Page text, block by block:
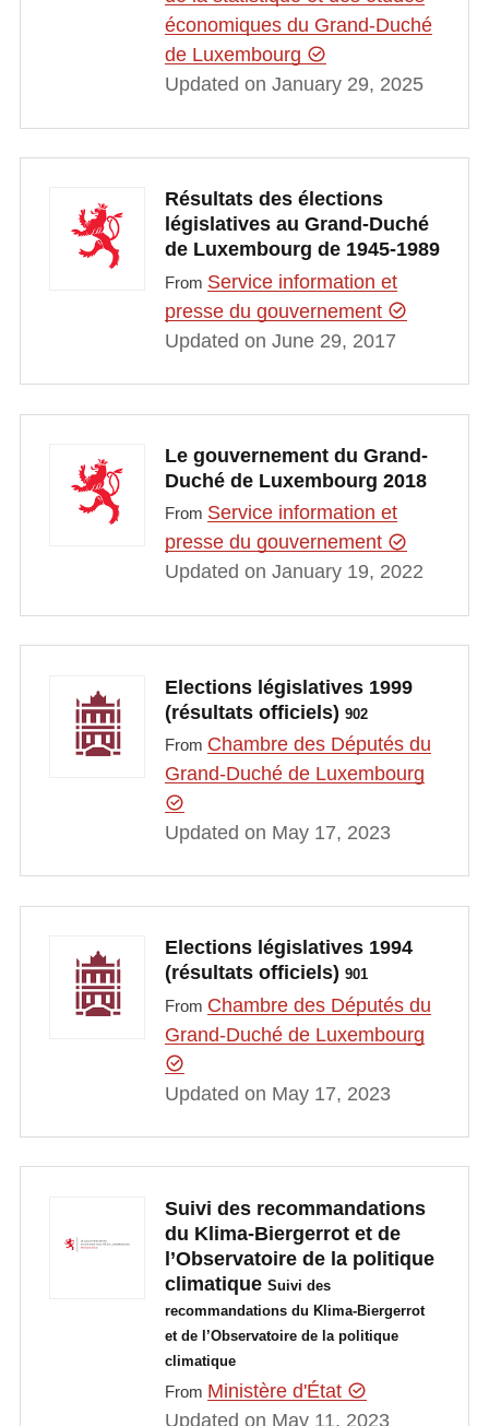
économiques du Grand-Duché
de Luxembourg
Updated on January 29, 2025
Résultats des élections
législatives au Grand-Duché
de Luxembourg de 1945-1989
From Service information et
presse du gouvernement
Updated on June 29, 2017
Le gouvernement du Grand-
Duché de Luxembourg 2018
From Service information et
presse du gouvernement
Updated on January 19, 2022
Elections législatives 1999
(résultats officiels) 902
From Chambre des Députés du
Grand-Duché de Luxembourg
Updated on May 17, 2023
Elections législatives 1994
(résultats officiels) 901
From Chambre des Députés du
Grand-Duché de Luxembourg
Updated on May 17, 2023
Suivi des recommandations
du Klima-Biergerrot et de
l’Observatoire de la politique
climatique Suivi des
recommandations du Klima-Biergerrot
et de l’Observatoire de la politique
climatique
From Ministère d'État
Updated on May 11, 2023